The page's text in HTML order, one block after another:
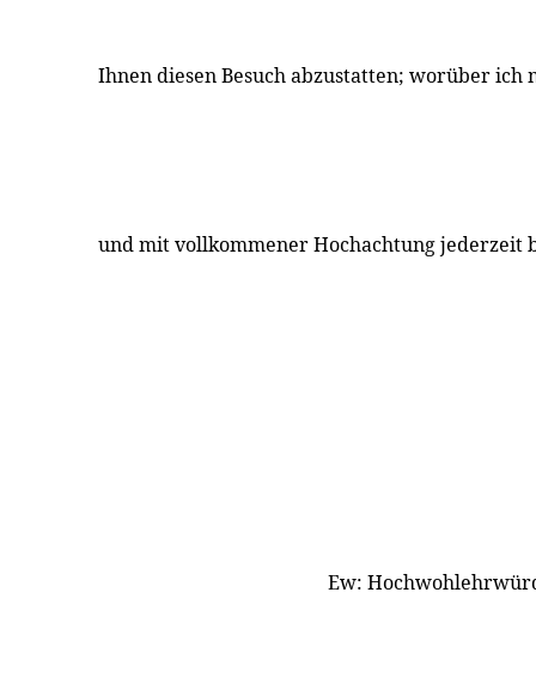
Ihnen diesen Besuch abzustatten; worüber
und mit vollkommener Hochachtung jederzeit
Ew: